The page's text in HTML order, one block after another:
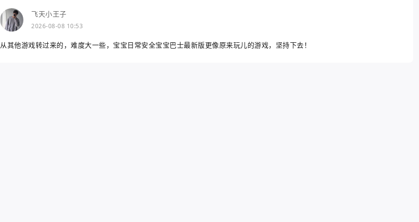
飞天小王子
2026-08-08 10:53
从其他游戏转过来的，难度大一些，宝宝日常安全宝宝巴士最新版更像原来玩儿的游戏，坚持下去！